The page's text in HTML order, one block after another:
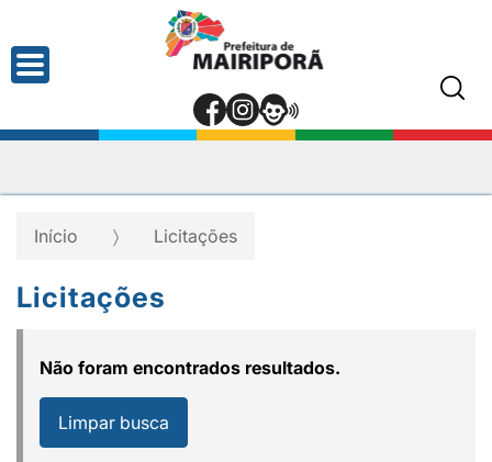
Início Licitações
Licitações
Não foram encontrados resultados.
Limpar busca